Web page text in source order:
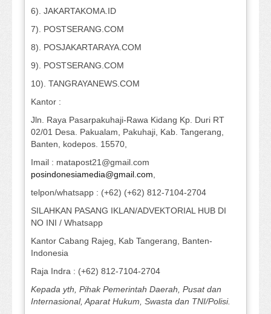
6). JAKARTAKOMA.ID
7). POSTSERANG.COM
8). POSJAKARTARAYA.COM
9). POSTSERANG.COM
10). TANGRAYANEWS.COM
Kantor :
Jln. Raya Pasarpakuhaji-Rawa Kidang Kp. Duri RT
02/01 Desa. Pakualam, Pakuhaji, Kab. Tangerang,
Banten, kodepos. 15570,
Imail : matapost21@gmail.com
posindonesiamedia@gmail.com
telpon/whatsapp : (+62) (+62) 812-7104-2704
SILAHKAN PASANG IKLAN/ADVEKTORIAL HUB DI
NO INI / Whatsapp
Kantor Cabang Rajeg, Kab Tangerang, Banten-
Indonesia
Raja Indra : (+62) 812-7104-2704
Kepada yth, Pihak Pemerintah Daerah, Pusat dan
Internasional, Aparat Hukum, Swasta dan TNI/Polisi.